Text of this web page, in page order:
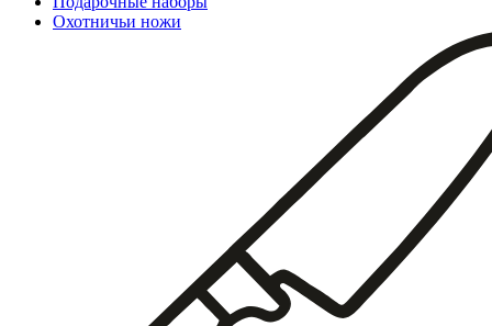
Охотничьи ножи